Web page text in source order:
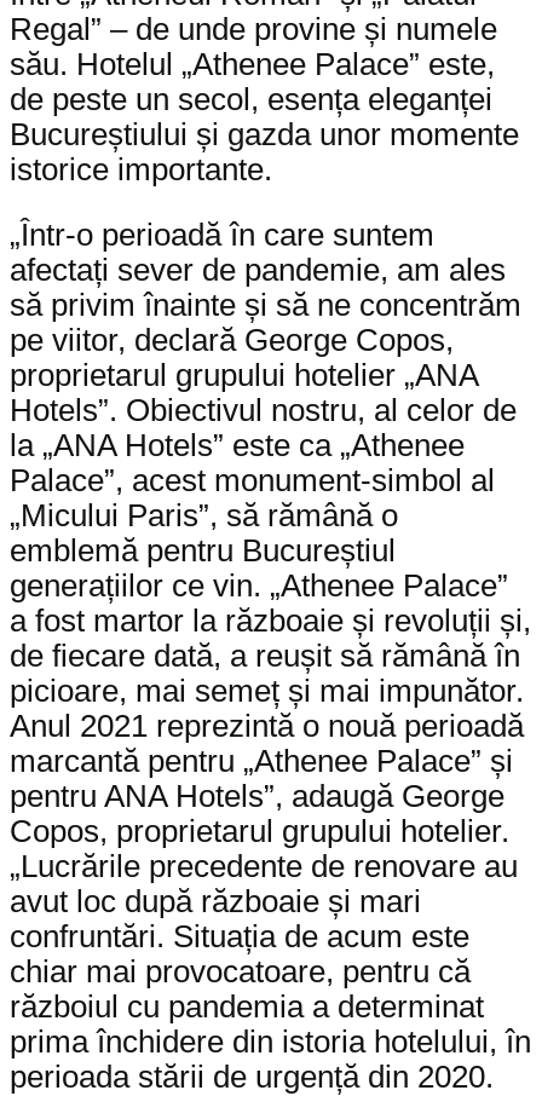
Regal” – de unde provine și numele
său. Hotelul „Athenee Palace” este,
de peste un secol, esența eleganței
Bucureștiului și gazda unor momente
istorice importante.
„Într-o perioadă în care suntem
afectați sever de pandemie, am ales
să privim înainte și să ne concentrăm
pe viitor, declară George Copos,
proprietarul grupului hotelier „ANA
Hotels”. Obiectivul nostru, al celor de
la „ANA Hotels” este ca „Athenee
Palace”, acest monument-simbol al
„Micului Paris”, să rămână o
emblemă pentru Bucureștiul
generațiilor ce vin. „Athenee Palace”
a fost martor la războaie și revoluții și,
de fiecare dată, a reușit să rămână în
picioare, mai semeț și mai impunător.
Anul 2021 reprezintă o nouă perioadă
marcantă pentru „Athenee Palace” și
pentru ANA Hotels”, adaugă George
Copos, proprietarul grupului hotelier.
„Lucrările precedente de renovare au
avut loc după războaie și mari
confruntări. Situația de acum este
chiar mai provocatoare, pentru că
războiul cu pandemia a determinat
prima închidere din istoria hotelului, în
perioada stării de urgență din 2020.